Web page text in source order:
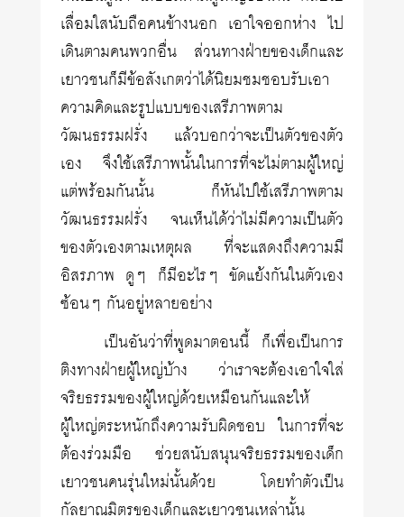
เลื่อมใสนับถือคนข้างนอก เอาใจออกห่าง ไป
เดินตามคนพวกอื่น ส่วนทางฝ่ายของเด็กและ
เยาวชนก็มีข้อสังเกตว่าได้นิยมชมชอบรับเอา
ความคิดและรูปแบบของเสรีภาพตาม
วัฒนธรรมฝรั่ง แล้วบอกว่าจะเป็นตัวของตัว
เอง จึงใช้เสรีภาพนั้นในการที่จะไม่ตามผู้ใหญ่
แต่พร้อมกันนั้น ก็หันไปใช้เสรีภาพตาม
วัฒนธรรมฝรั่ง จนเห็นได้ว่าไม่มีความเป็นตัว
ของตัวเองตามเหตุผล ที่จะแสดงถึงความมี
อิสรภาพ ดูๆ ก็มีอะไรๆ ขัดแย้งกันในตัวเอง
ซ้อนๆ กันอยู่หลายอย่าง
เป็นอันว่าที่พูดมาตอนนี้ ก็เพื่อเป็นการ
ติงทางฝ่ายผู้ใหญ่บ้าง ว่าเราจะต้องเอาใจใส่
จริยธรรมของผู้ใหญ่ด้วยเหมือนกันและให้
ผู้ใหญ่ตระหนักถึงความรับผิดชอบ ในการที่จะ
ต้องร่วมมือ ช่วยสนับสนุนจริยธรรมของเด็ก
เยาวชนคนรุ่นใหม่นั้นด้วย โดยทำตัวเป็น
กัลยาณมิตรของเด็กและเยาวชนเหล่านั้น